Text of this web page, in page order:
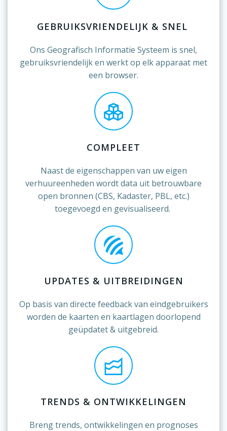
GEBRUIKSVRIENDELIJK & SNEL
Ons Geografisch Informatie Systeem is snel,
gebruiksvriendelijk en werkt op elk apparaat met
een browser.
COMPLEET
Naast de eigenschappen van uw eigen
verhuureenheden wordt data uit betrouwbare
open bronnen (CBS, Kadaster, PBL, etc.)
toegevoegd en gevisualiseerd.
UPDATES & UITBREIDINGEN
Op basis van directe feedback van eindgebruikers
worden de kaarten en kaartlagen doorlopend
geüpdatet & uitgebreid.
TRENDS & ONTWIKKELINGEN
Breng trends, ontwikkelingen en prognoses